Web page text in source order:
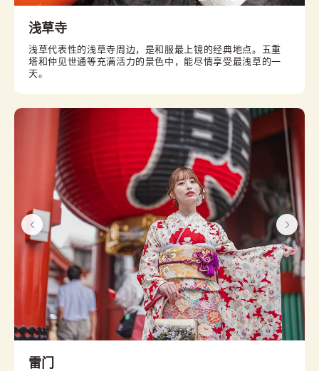
浅草寺
浅草代表性的浅草寺周边，是和服最上镜的经典地点。五重
塔和仲见世通等充满活力的景色中，能尽情享受最浅草的一
天。
雷门